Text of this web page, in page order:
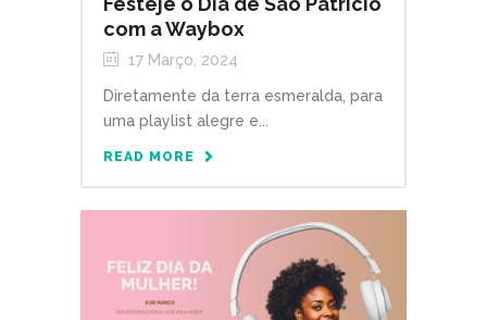
com a Waybox
17 Março, 2024
Diretamente da terra esmeralda, para
uma playlist alegre e...
READ MORE